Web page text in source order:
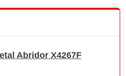
Abridor X4267F